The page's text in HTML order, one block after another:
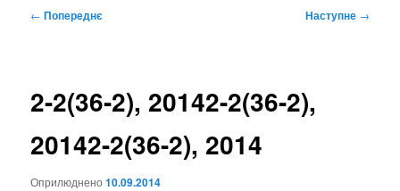
Навігація
← Попереднє Наступне →
2-2(36-2), 20142-2(36-2),
20142-2(36-2), 2014
Оприлюднено10.09.2014